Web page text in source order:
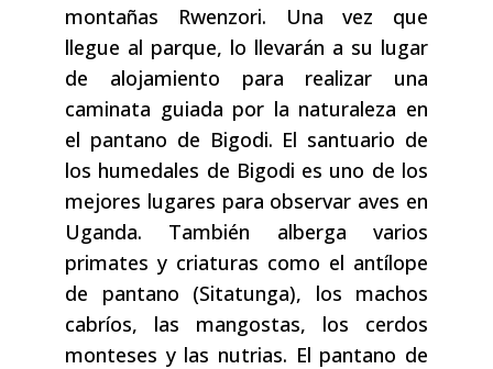
montañas Rwenzori. Una vez que
llegue al parque, lo llevarán a su lugar
de alojamiento para realizar una
caminata guiada por la naturaleza en
el pantano de Bigodi. El santuario de
los humedales de Bigodi es uno de los
mejores lugares para observar aves en
Uganda. También alberga varios
primates y criaturas como el antílope
de pantano (Sitatunga), los machos
cabríos, las mangostas, los cerdos
monteses y las nutrias. El pantano de